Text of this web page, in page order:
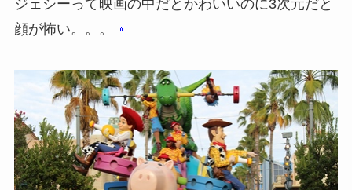
ジェシーって映画の中だとかわいいのに3次元だと
顔が怖い。。。